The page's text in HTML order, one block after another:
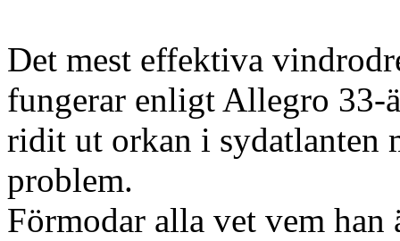
Det mest effektiva
fungerar enligt Allegro 33-
ridit ut orkan i sydatlanten
problem.
Förmodar alla vet vem han